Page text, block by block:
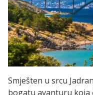
Smješten u srcu
bogatu avanturu koja